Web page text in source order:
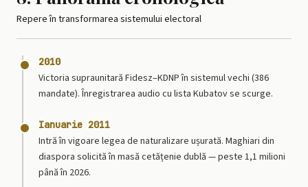
Repere în transformarea sistemului electoral
2010
Victoria supraunitară Fidesz–KDNP în sistemul vechi (386
mandate). Înregistrarea audio cu lista Kubatov se scurge.
Ianuarie 2011
Intră în vigoare legea de naturalizare ușurată. Maghiari din
diaspora solicită în masă cetățenie dublă — peste 1,1 milioni
până în 2026.